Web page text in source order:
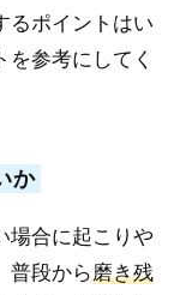
るポイントはい
を参考にしてく
か
場合に起こりや
普段から磨き残